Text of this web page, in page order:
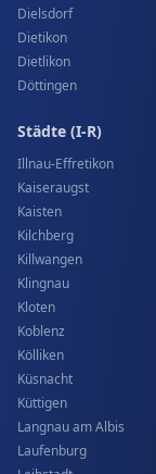
Dielsdorf
Dietikon
Dietlikon
Döttingen
Städte (I-R)
Illnau-Effretikon
Kaiseraugst
Kaisten
Kilchberg
Killwangen
Klingnau
Kloten
Koblenz
Kölliken
Küsnacht
Küttigen
Langnau am Albis
Laufenburg